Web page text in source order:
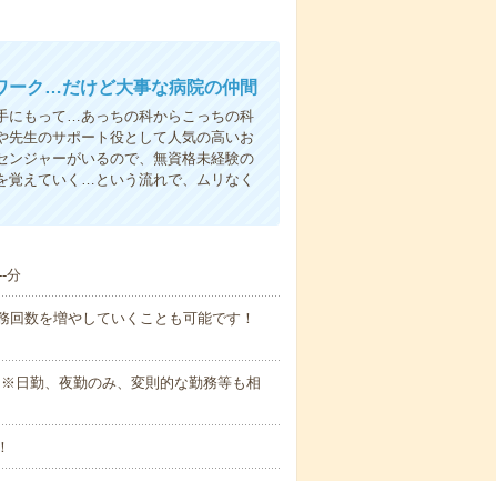
ク…だけど大事な病院の仲間
にもって…あっちの科からこっちの科
生のサポート役として人気の高いお
ンジャーがいるので、無資格未経験の
覚えていく…という流れで、ムリなく
分
数を増やしていくことも可能です！
日勤、夜勤のみ、変則的な勤務等も相